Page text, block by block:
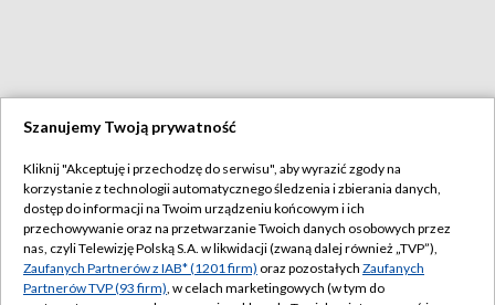
Szanujemy Twoją prywatność
Kliknij "Akceptuję i przechodzę do serwisu", aby wyrazić zgody na
korzystanie z technologii automatycznego śledzenia i zbierania danych,
dostęp do informacji na Twoim urządzeniu końcowym i ich
przechowywanie oraz na przetwarzanie Twoich danych osobowych przez
nas, czyli Telewizję Polską S.A. w likwidacji (zwaną dalej również „TVP”),
Zaufanych Partnerów z IAB* (1201 firm) oraz pozostałych Zaufanych
Partnerów TVP (93 firm), w celach marketingowych (w tym do